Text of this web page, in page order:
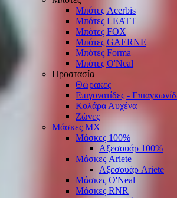
Μπότες Acerbis
Μπότες LEATT
Μπότες FOX
Μπότες GAERNE
Μπότες Forma
Μπότες O'Neal
Προστασία
Θώρακες
Επιγονατίδες -
Κολάρα Αυχένα
Ζώνες
Μάσκες ΜΧ
Μάσκες 100%
Αξεσουάρ 100%
Μάσκες Ariete
Αξεσουάρ Ariete
Μάσκες O'Neal
Μάσκες RNR